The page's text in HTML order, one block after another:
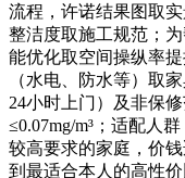
流程，许诺结果图取
整洁度取施工规范；
能优化取空间操纵率
（水电、防水等）取
24小时上门）及非保
≤0.07mg/m³；适配人
较高要求的家庭，价
到最适合本人的高性